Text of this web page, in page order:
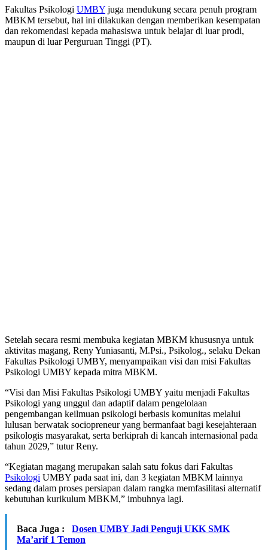
Fakultas Psikologi UMBY juga mendukung secara penuh program
MBKM tersebut, hal ini dilakukan dengan memberikan kesempatan
dan rekomendasi kepada mahasiswa untuk belajar di luar prodi,
maupun di luar Perguruan Tinggi (PT).
Setelah secara resmi membuka kegiatan MBKM khususnya untuk
aktivitas magang, Reny Yuniasanti, M.Psi., Psikolog., selaku Dekan
Fakultas Psikologi UMBY, menyampaikan visi dan misi Fakultas
Psikologi UMBY kepada mitra MBKM.
“Visi dan Misi Fakultas Psikologi UMBY yaitu menjadi Fakultas
Psikologi yang unggul dan adaptif dalam pengelolaan
pengembangan keilmuan psikologi berbasis komunitas melalui
lulusan berwatak sociopreneur yang bermanfaat bagi kesejahteraan
psikologis masyarakat, serta berkiprah di kancah internasional pada
tahun 2029,” tutur Reny.
“Kegiatan magang merupakan salah satu fokus dari Fakultas
Psikologi UMBY pada saat ini, dan 3 kegiatan MBKM lainnya
sedang dalam proses persiapan dalam rangka memfasilitasi alternatif
kebutuhan kurikulum MBKM,” imbuhnya lagi.
Baca Juga :
Dosen UMBY Jadi Penguji UKK SMK
Ma’arif 1 Temon